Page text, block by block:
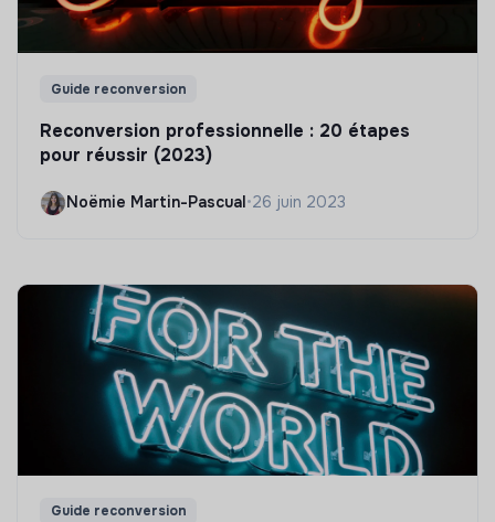
Guide reconversion
Reconversion professionnelle : 20 étapes
pour réussir (2023)
Noëmie Martin-Pascual •26 juin 2023
Guide reconversion